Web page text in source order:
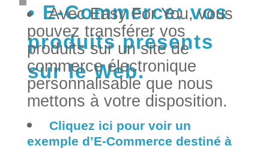
E-Commerce: vos
produits présents
sur le Web.
Avec Easy For You, vous
pouvez transférer vos
produits sur un site de
commerce électronique
personnalisable que nous
mettons à votre disposition.
Cliquez ici pour voir un
exemple d’E-Commerce destiné à